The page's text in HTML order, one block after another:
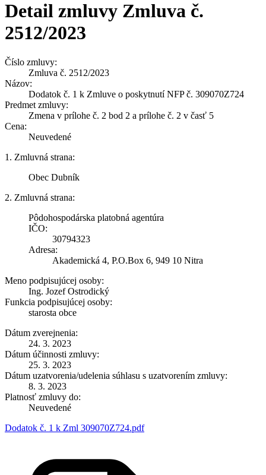
Detail zmluvy Zmluva č.
2512/2023
Číslo zmluvy:
Zmluva č. 2512/2023
Názov:
Dodatok č. 1 k Zmluve o poskytnutí NFP č. 309070Z724
Predmet zmluvy:
Zmena v prílohe č. 2 bod 2 a prílohe č. 2 v časť 5
Cena:
Neuvedené
1. Zmluvná strana:
Obec Dubník
2. Zmluvná strana:
Pôdohospodárska platobná agentúra
IČO:
30794323
Adresa:
Akademická 4, P.O.Box 6, 949 10 Nitra
Meno podpisujúcej osoby:
Ing. Jozef Ostrodický
Funkcia podpisujúcej osoby:
starosta obce
Dátum zverejnenia:
24. 3. 2023
Dátum účinnosti zmluvy:
25. 3. 2023
Dátum uzatvorenia/udelenia súhlasu s uzatvorením zmluvy:
8. 3. 2023
Platnosť zmluvy do:
Neuvedené
Dodatok č. 1 k Zml 309070Z724.pdf